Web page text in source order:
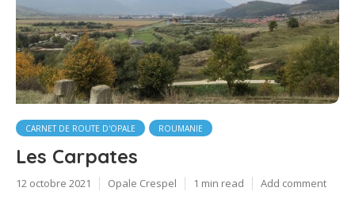
CARNET DE ROUTE D'OPALE ROUMANIE
Les Carpates
12 octobre 2021 Opale Crespel 1 min read Add comment